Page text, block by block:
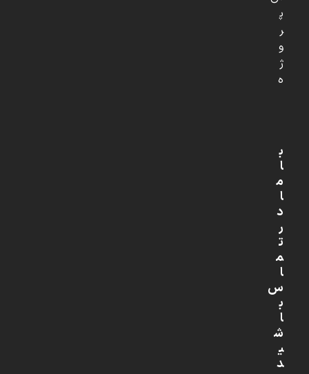
پ
ر
و
ژ
ه
ب
ا
م
ا
د
ر
ت
م
ا
س
ب
ا
ش
ی
د